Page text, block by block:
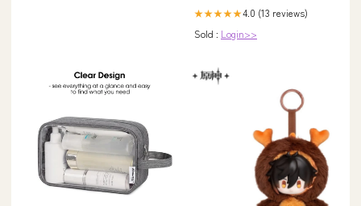
★★★★★4.0 (13 reviews)
Sold : Login>>